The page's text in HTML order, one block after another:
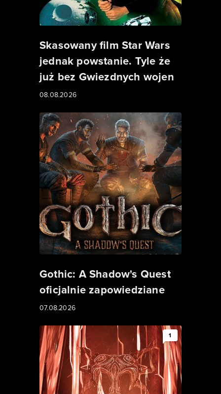
Skasowany film Star Wars
jednak powstanie. Tyle że
już bez Gwiezdnych wojen
08.08.2026
Gothic: A Shadow's Quest
oficjalnie zapowiedziane
07.08.2026
1